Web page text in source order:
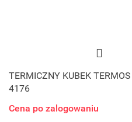
TERMICZNY KUBEK
4176
Cena po zalogowaniu